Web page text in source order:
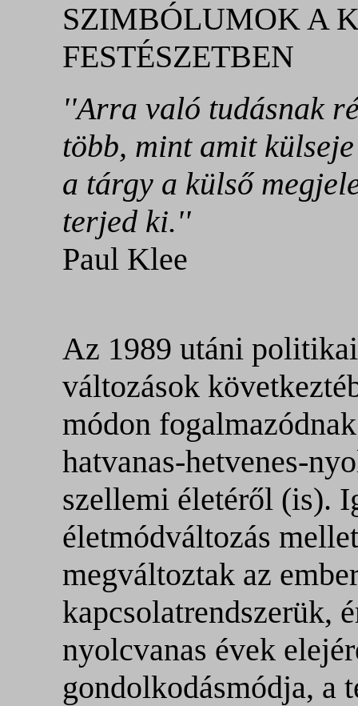
SZIMBÓLUMOK A
FESTÉSZETBEN
''Arra való tudásnak
több, mint amit
a tárgy a külső
terjed ki.''
Paul Klee
Az 1989 utáni
változások
módon
hatvanas-hetvenes-
szellemi életéről (is).
életmódváltozás
megváltoztak az
kapcsolatrendszerük,
nyolcvanas évek
gondolkodásmódja, a